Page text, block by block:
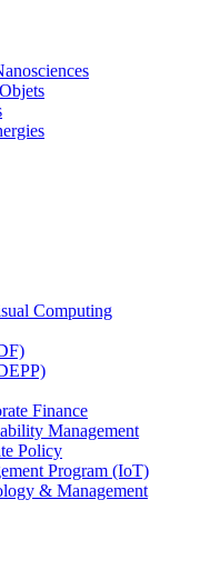
Computing
Finance
Management
Policy
Program (IoT)
& Management